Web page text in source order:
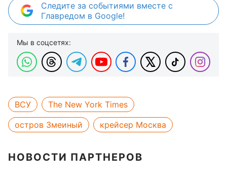
Следите за событиями вместе с
Главредом в Google!
Мы в соцсетях:
ВСУ
The New York Times
остров Змеиный
крейсер Москва
НОВОСТИ ПАРТНЕРОВ